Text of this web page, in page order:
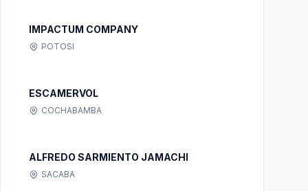
IMPACTUM COMPANY
POTOSI
ESCAMERVOL
COCHABAMBA
ALFREDO SARMIENTO JAMACHI
SACABA